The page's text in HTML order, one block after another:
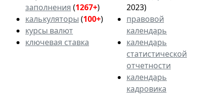
заполнения (1267+)
калькуляторы (100+)
курсы валют
ключевая ставка
2023)
правовой
календарь
календарь
статистической
отчетности
календарь
кадровика